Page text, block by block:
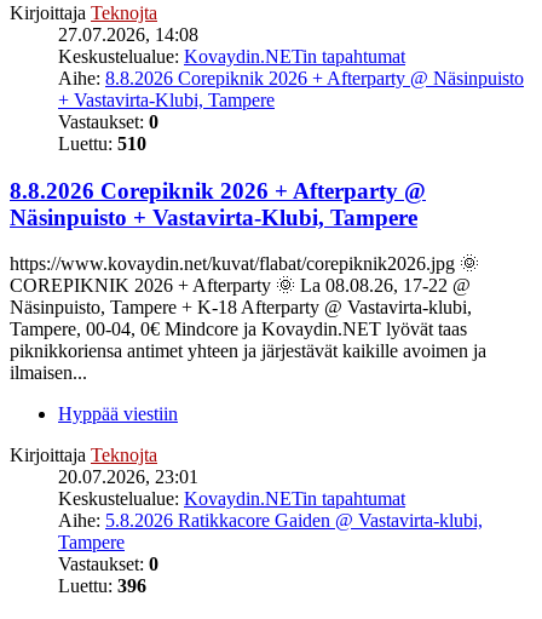
Kirjoittaja Teknojta
27.07.2026, 14:08
Keskustelualue: Kovaydin.NETin tapahtumat
Aihe: 8.8.2026 Corepiknik 2026 + Afterparty @ Näsinpuisto
+ Vastavirta-Klubi, Tampere
Vastaukset: 0
Luettu: 510
8.8.2026 Corepiknik 2026 + Afterparty @
Näsinpuisto + Vastavirta-Klubi, Tampere
https://www.kovaydin.net/kuvat/flabat/corepiknik2026.jpg 🌞
COREPIKNIK 2026 + Afterparty 🌞 La 08.08.26, 17-22 @
Näsinpuisto, Tampere + K-18 Afterparty @ Vastavirta-klubi,
Tampere, 00-04, 0€ Mindcore ja Kovaydin.NET lyövät taas
piknikkoriensa antimet yhteen ja järjestävät kaikille avoimen ja
ilmaisen...
Hyppää viestiin
Kirjoittaja Teknojta
20.07.2026, 23:01
Keskustelualue: Kovaydin.NETin tapahtumat
Aihe: 5.8.2026 Ratikkacore Gaiden @ Vastavirta-klubi,
Tampere
Vastaukset: 0
Luettu: 396